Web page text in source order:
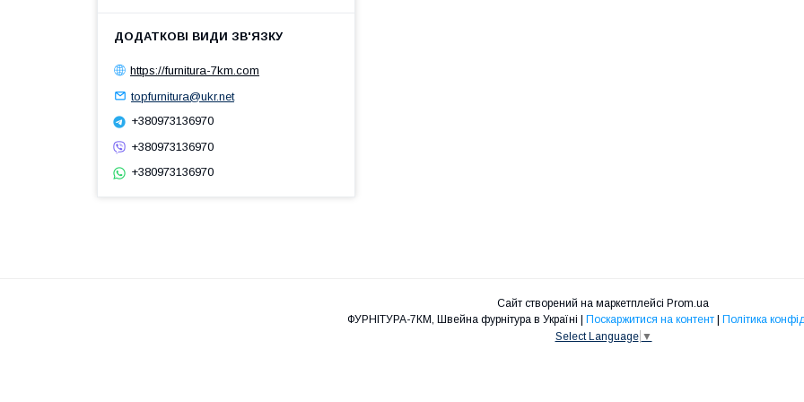
https://furnitura-7km.com
topfurnitura@ukr.net
+380973136970
+380973136970
+380973136970
Сайт створений на маркетплейсі Prom.ua
Поскаржитися на контент
Політика
Select Language ▼